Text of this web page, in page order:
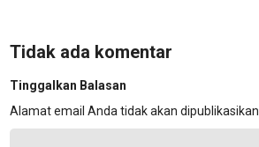
Tidak ada komentar
Tinggalkan Balasan
Alamat email Anda tidak akan dipublikasikan.